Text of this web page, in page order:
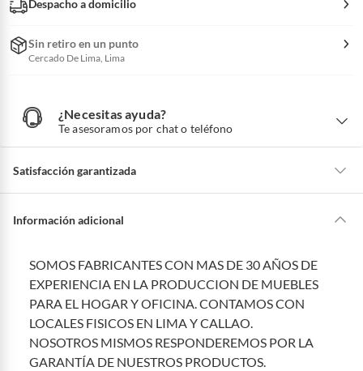
Despacho a domicilio
Sin retiro en un punto
Cercado De Lima, Lima
¿Necesitas ayuda?
Te asesoramos por chat o teléfono
N
e
d
Satisfacción garantizada
hacer una devolución.
otras con restricciones y algunas que no se pueden devolver ni cambiar.
Conoce cuáles son:
Productos vendidos porFalabella, Tottus y otros vendedores tienen:
48 horas: cemento, mezclas de hormigón, morteros, yeso y otros
productos para asfalto, hormigón, albañilería.
7 días: colchones y productos de combustión.
Información adicional
SOMOS FABRICANTES CON MAS DE 30 AÑOS DE
EXPERIENCIA EN LA PRODUCCION DE MUEBLES
PARA EL HOGAR Y OFICINA. CONTAMOS CON
LOCALES FISICOS EN LIMA Y CALLAO.
NOSOTROS MISMOS RESPONDEREMOS POR LA
GARANTÍA DE NUESTROS PRODUCTOS.